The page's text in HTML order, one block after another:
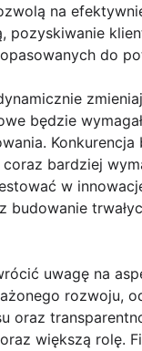
na
pozyskiwanie
do
będzie
Konkurencja
bardziej
w
budowanie
uwagę na
rozwoju,
oraz
większą rolę.